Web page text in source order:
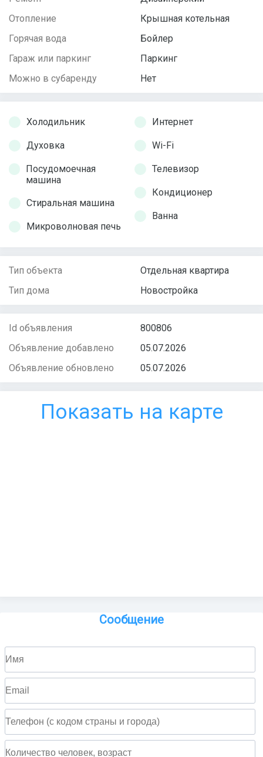
Отопление
Крышная котельная
Горячая вода
Бойлер
Гараж или паркинг
Паркинг
Можно в субаренду
Нет
Холодильник
Духовка
Посудомоечная
машина
Стиральная машина
Микроволновая печь
Интернет
Wi-Fi
Телевизор
Кондиционер
Ванна
Тип объекта
Отдельная квартира
Тип дома
Новостройка
Id объявления
800806
Объявление добавлено
05.07.2026
Объявление обновлено
05.07.2026
Показать на карте
Сообщение